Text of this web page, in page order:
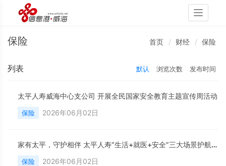
Toggle
保险 首页 财经 保险
列表 默认 浏览次数 发布时间
太平人寿威海中心支公司 开展全民国家安全教育主题宣传周活动
保险 2026年06月02日
家有太平，守护相伴 太平人寿“生活+就医+安全”三大场景护航长者晚年生活
保险 2026年06月02日